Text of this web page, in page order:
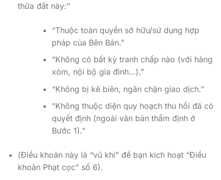
thửa đất này:”
“Thuộc toàn quyền sở hữu/sử dụng hợp
pháp của Bên Bán.”
“Không có bất kỳ tranh chấp nào (với hàng
xóm, nội bộ gia đình…).”
“Không bị kê biên, ngăn chặn giao dịch.”
“Không thuộc diện quy hoạch thu hồi đã có
quyết định (ngoài văn bản thẩm định ở
Bước 1).”
(Điều khoản này là “vũ khí” để bạn kích hoạt “Điều
khoản Phạt cọc” số 6).